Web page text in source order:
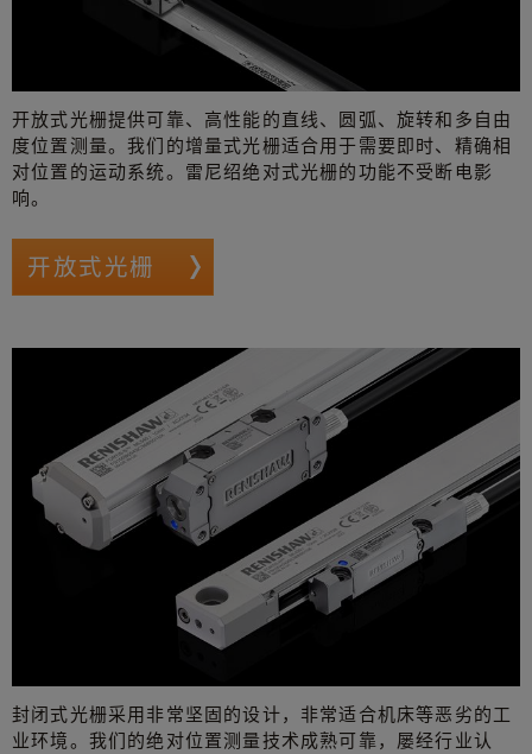
开放式光栅提供可靠、高性能的直线、圆弧、旋转和多自由
度位置测量。我们的增量式光栅适合用于需要即时、精确相
对位置的运动系统。雷尼绍绝对式光栅的功能不受断电影
响。
开放式光栅
封闭式光栅采用非常坚固的设计，非常适合机床等恶劣的工
业环境。我们的绝对位置测量技术成熟可靠，屡经行业认